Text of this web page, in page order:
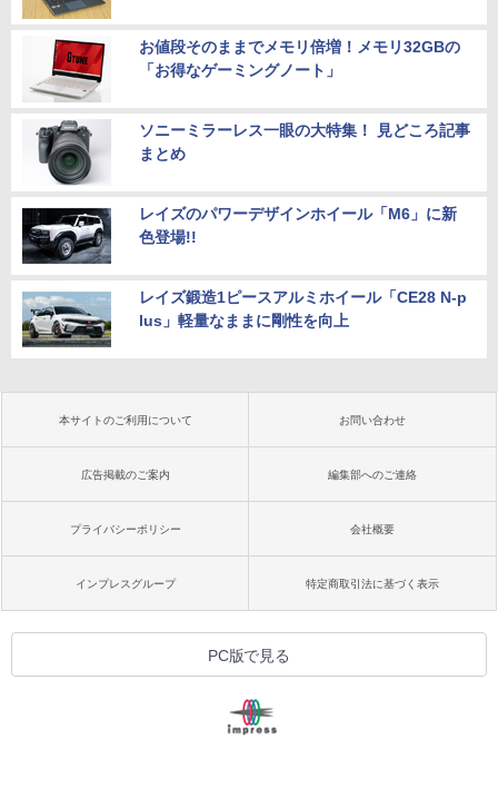
お値段そのままでメモリ倍増！メモリ32GBの
「お得なゲーミングノート」
ソニーミラーレス一眼の大特集！ 見どころ記事
まとめ
レイズのパワーデザインホイール「M6」に新
色登場!!
レイズ鍛造1ピースアルミホイール「CE28 N-p
lus」軽量なままに剛性を向上
本サイトのご利用について お問い合わせ
広告掲載のご案内 編集部へのご連絡
プライバシーポリシー 会社概要
インプレスグループ 特定商取引法に基づく表示
PC版で見る